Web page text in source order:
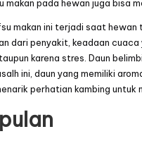
makan pada hewan juga bisa
makan ini terjadi saat hewan
dari penyakit, keadaan
karena stres. Daun
ini, daun yang memiliki
perhatian kambing untuk